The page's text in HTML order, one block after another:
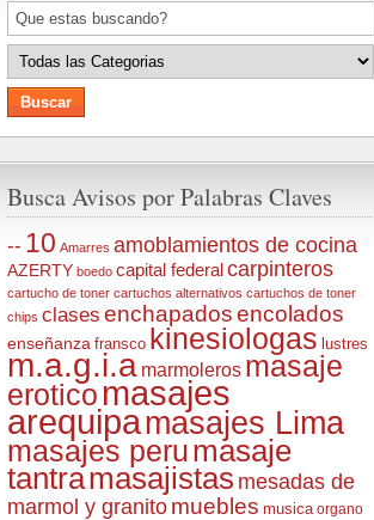
Busca Avisos por Palabras Claves
-- 10 Amarres amoblamientos de cocina
AZERTY boedo capital federal carpinteros
cartucho de toner cartuchos alternativos cartuchos de toner
chips clases enchapadosencolados
enseñanza fransco kinesiologas lustres
m.a.g.i.a marmoleros masaje
erotico masajes
arequipamasajes Lima
masajes perumasaje
tantramasajistas mesadas de
marmol y granito muebles musica organo